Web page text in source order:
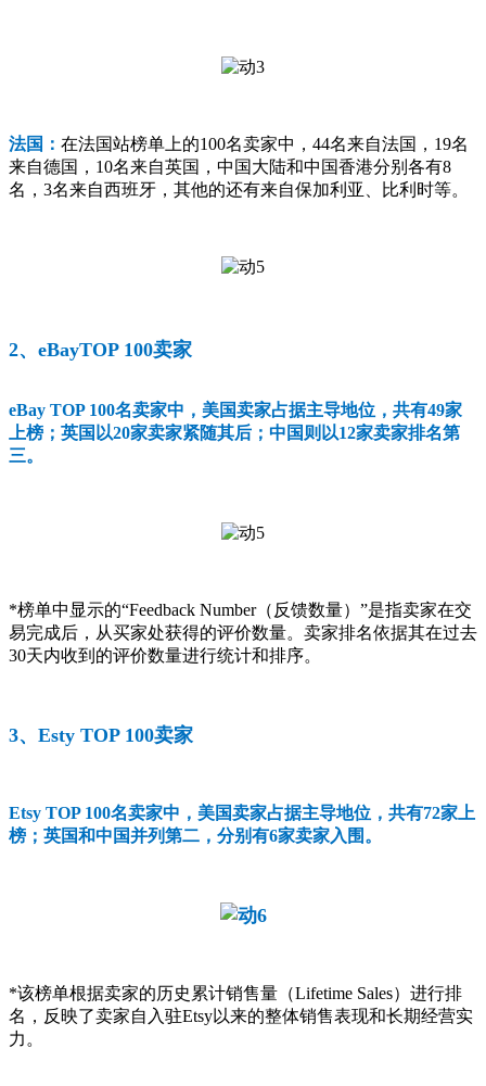
法国： 在法国站榜单上的100名卖家中，44名来自法国，19名
来自德国，10名来自英国，中国大陆和中国香港分别各有8
名，3名来自西班牙，其他的还有来自保加利亚、比利时等。
2、eBayTOP 100卖家
eBay TOP 100名卖家中，美国卖家占据主导地位，共有49家
上榜；英国以20家卖家紧随其后；中国则以12家卖家排名第
三。
*榜单中显示的“Feedback Number（反馈数量）”是指卖家在交
易完成后，从买家处获得的评价数量。卖家排名依据其在过去
30天内收到的评价数量进行统计和排序。
3、Esty TOP 100卖家
Etsy TOP 100名卖家中，美国卖家占据主导地位，共有72家上
榜；英国和中国并列第二，分别有6家卖家入围。
*该榜单根据卖家的历史累计销售量（Lifetime Sales）进行排
名，反映了卖家自入驻Etsy以来的整体销售表现和长期经营实
力。